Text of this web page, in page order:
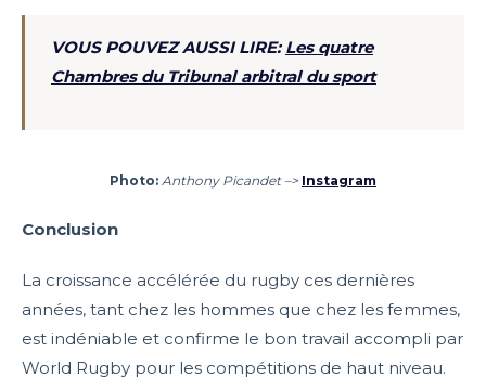
VOUS POUVEZ AUSSI LIRE: Les quatre
Chambres du Tribunal arbitral du sport
Photo: Anthony Picandet –> Instagram
Conclusion
La croissance accélérée du rugby ces dernières
années, tant chez les hommes que chez les femmes,
est indéniable et confirme le bon travail accompli par
World Rugby pour les compétitions de haut niveau.